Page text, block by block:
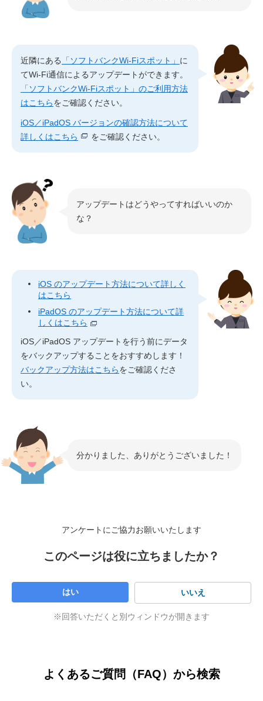
近隣にある 「ソフトバンクWi-Fiスポット」 に
てWi-Fi通信によるアップデートができます。
「ソフトバンクWi-Fiスポット」のご利用方法
はこちらをご確認ください。
iOS／iPadOS バージョンの確認方法について
詳しくはこちら
をご確認ください。
アップデートはどうやってすればいいのか
な？
iOS のアップデート方法について詳しく
はこちら
iPadOS のアップデート方法について詳
しくはこちら
iOS／iPadOS アップデートを行う前にデータ
をバックアップすることをおすすめします！
バックアップ方法はこちらをご確認くださ
い。
分かりました、ありがとうございました！
アンケートにご協力お願いいたします
このページは役に立ちましたか？
はい いいえ
※回答いただくと別ウィンドウが開きます
よくあるご質問（FAQ）から検索